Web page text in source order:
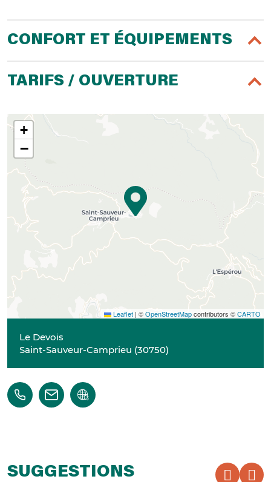
CONFORT ET ÉQUIPEMENTS
TARIFS / OUVERTURE
+
−
Leaflet | ©OpenStreetMapcontributors ©CARTO
Le Devois
Saint-Sauveur-Camprieu (30750)
SUGGESTIONS